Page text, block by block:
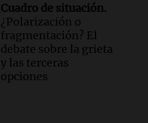
Cuadro de situación.
¿Polarización o
fragmentación? El
debate sobre la grieta
y las terceras
opciones